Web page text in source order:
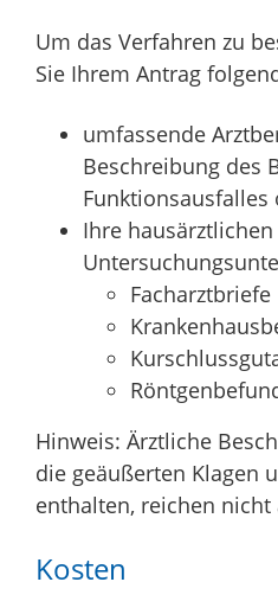
Um das Verfahren zu
Sie Ihrem Antrag
umfassende
Beschreibung des
Funktionsausfalles
Ihre hausärztlichen
Facharztbriefe
Hinweis: Ärztliche
die geäußerten Klagen
enthalten, reichen nicht
Kosten